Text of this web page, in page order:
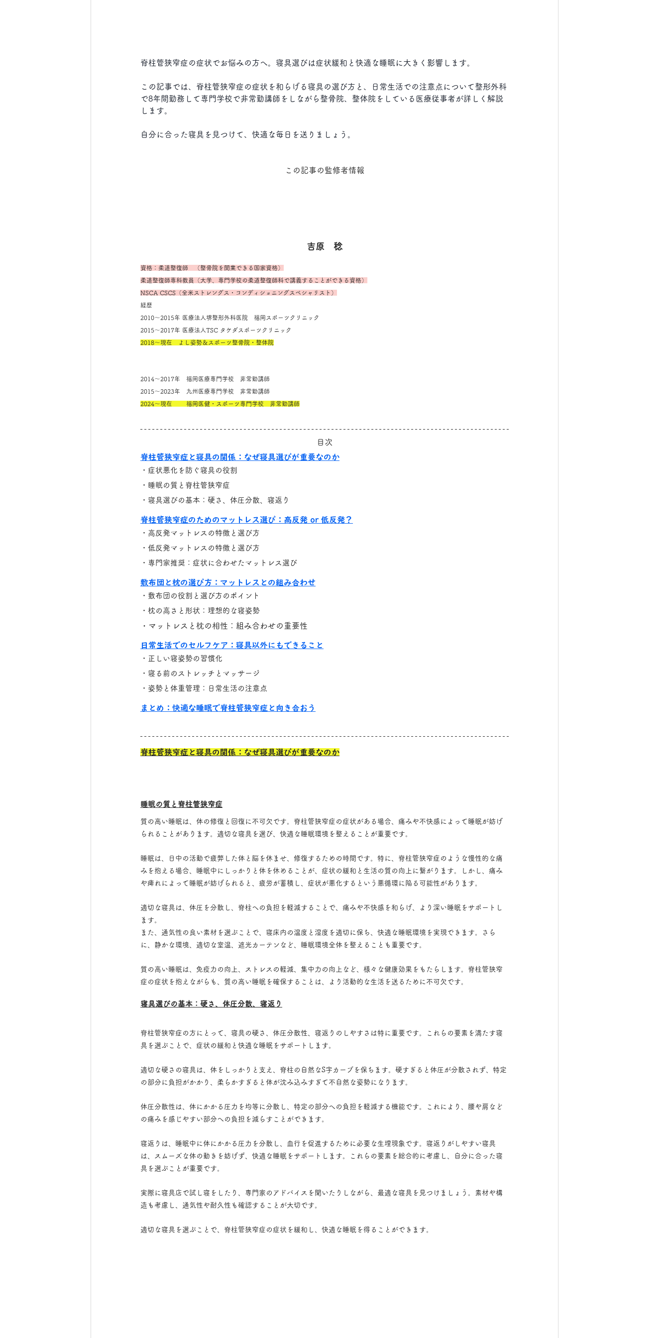
脊柱管狭窄症の症状でお悩みの方へ。寝具選びは症状緩和と快適な睡眠に大きく影響します。
この記事では、脊柱管狭窄症の症状を和らげる寝具の選び方と、日常生活での注意点について整形外科
で8年間勤務して専門学校で非常勤講師をしながら整骨院、整体院をしている医療従事者が詳しく解説
します。
自分に合った寝具を見つけて、快適な毎日を送りましょう。
この記事の監修者情報
吉原　稔
資格：柔道整復師　（整骨院を開業できる国家資格）
柔道整復師専科教員（大学、専門学校の柔道整復師科で講義することができる資格）
NSCA CSCS（全米ストレングス・コンディショニングスペシャリスト）
経歴
2010～2015年 医療法人堺整形外科医院　福岡スポーツクリニック
2015～2017年 医療法人TSC タケダスポーツクリニック
2018～現在　よし姿勢＆スポーツ整骨院・整体院
2014～2017年　福岡医療専門学校　非常勤講師
2015～2023年　九州医療専門学校　非常勤講師
2024～現在　　 福岡医健・スポーツ専門学校　非常勤講師
目次
脊柱管狭窄症と寝具の関係：なぜ寝具選びが重要なのか
・症状悪化を防ぐ寝具の役割
・睡眠の質と脊柱管狭窄症
・寝具選びの基本：硬さ、体圧分散、寝返り
脊柱管狭窄症のためのマットレス選び：高反発 or 低反発？
・高反発マットレスの特徴と選び方
・低反発マットレスの特徴と選び方
・専門家推奨：症状に合わせたマットレス選び
敷布団と枕の選び方：マットレスとの組み合わせ
・敷布団の役割と選び方のポイント
・枕の高さと形状：理想的な寝姿勢
・マットレスと枕の相性：組み合わせの重要性
日常生活でのセルフケア：寝具以外にもできること
・正しい寝姿勢の習慣化
・寝る前のストレッチとマッサージ
・姿勢と体重管理：日常生活の注意点
まとめ：快適な睡眠で脊柱管狭窄症と向き合おう
脊柱管狭窄症と寝具の関係：なぜ寝具選びが重要なのか
睡眠の質と脊柱管狭窄症
質の高い睡眠は、体の修復と回復に不可欠です。脊柱管狭窄症の症状がある場合、痛みや不快感によって睡眠が妨げ
られることがあります。適切な寝具を選び、快適な睡眠環境を整えることが重要です。
睡眠は、日中の活動で疲弊した体と脳を休ませ、修復するための時間です。特に、脊柱管狭窄症のような慢性的な痛
みを抱える場合、睡眠中にしっかりと体を休めることが、症状の緩和と生活の質の向上に繋がります。しかし、痛み
や痺れによって睡眠が妨げられると、疲労が蓄積し、症状が悪化するという悪循環に陥る可能性があります。
適切な寝具は、体圧を分散し、脊柱への負担を軽減することで、痛みや不快感を和らげ、より深い睡眠をサポートし
ます。
また、通気性の良い素材を選ぶことで、寝床内の温度と湿度を適切に保ち、快適な睡眠環境を実現できます。さら
に、静かな環境、適切な室温、遮光カーテンなど、睡眠環境全体を整えることも重要です。
質の高い睡眠は、免疫力の向上、ストレスの軽減、集中力の向上など、様々な健康効果をもたらします。脊柱管狭窄
症の症状を抱えながらも、質の高い睡眠を確保することは、より活動的な生活を送るために不可欠です。
寝具選びの基本：硬さ、体圧分散、寝返り
脊柱管狭窄症の方にとって、寝具の硬さ、体圧分散性、寝返りのしやすさは特に重要です。これらの要素を満たす寝
具を選ぶことで、症状の緩和と快適な睡眠をサポートします。
適切な硬さの寝具は、体をしっかりと支え、脊柱の自然なS字カーブを保ちます。硬すぎると体圧が分散されず、特定
の部分に負担がかかり、柔らかすぎると体が沈み込みすぎて不自然な姿勢になります。
体圧分散性は、体にかかる圧力を均等に分散し、特定の部分への負担を軽減する機能です。これにより、腰や肩など
の痛みを感じやすい部分への負担を減らすことができます。
寝返りは、睡眠中に体にかかる圧力を分散し、血行を促進するために必要な生理現象です。寝返りがしやすい寝具
は、スムーズな体の動きを妨げず、快適な睡眠をサポートします。これらの要素を総合的に考慮し、自分に合った寝
具を選ぶことが重要です。
実際に寝具店で試し寝をしたり、専門家のアドバイスを聞いたりしながら、最適な寝具を見つけましょう。素材や構
造も考慮し、通気性や耐久性も確認することが大切です。
適切な寝具を選ぶことで、脊柱管狭窄症の症状を緩和し、快適な睡眠を得ることができます。